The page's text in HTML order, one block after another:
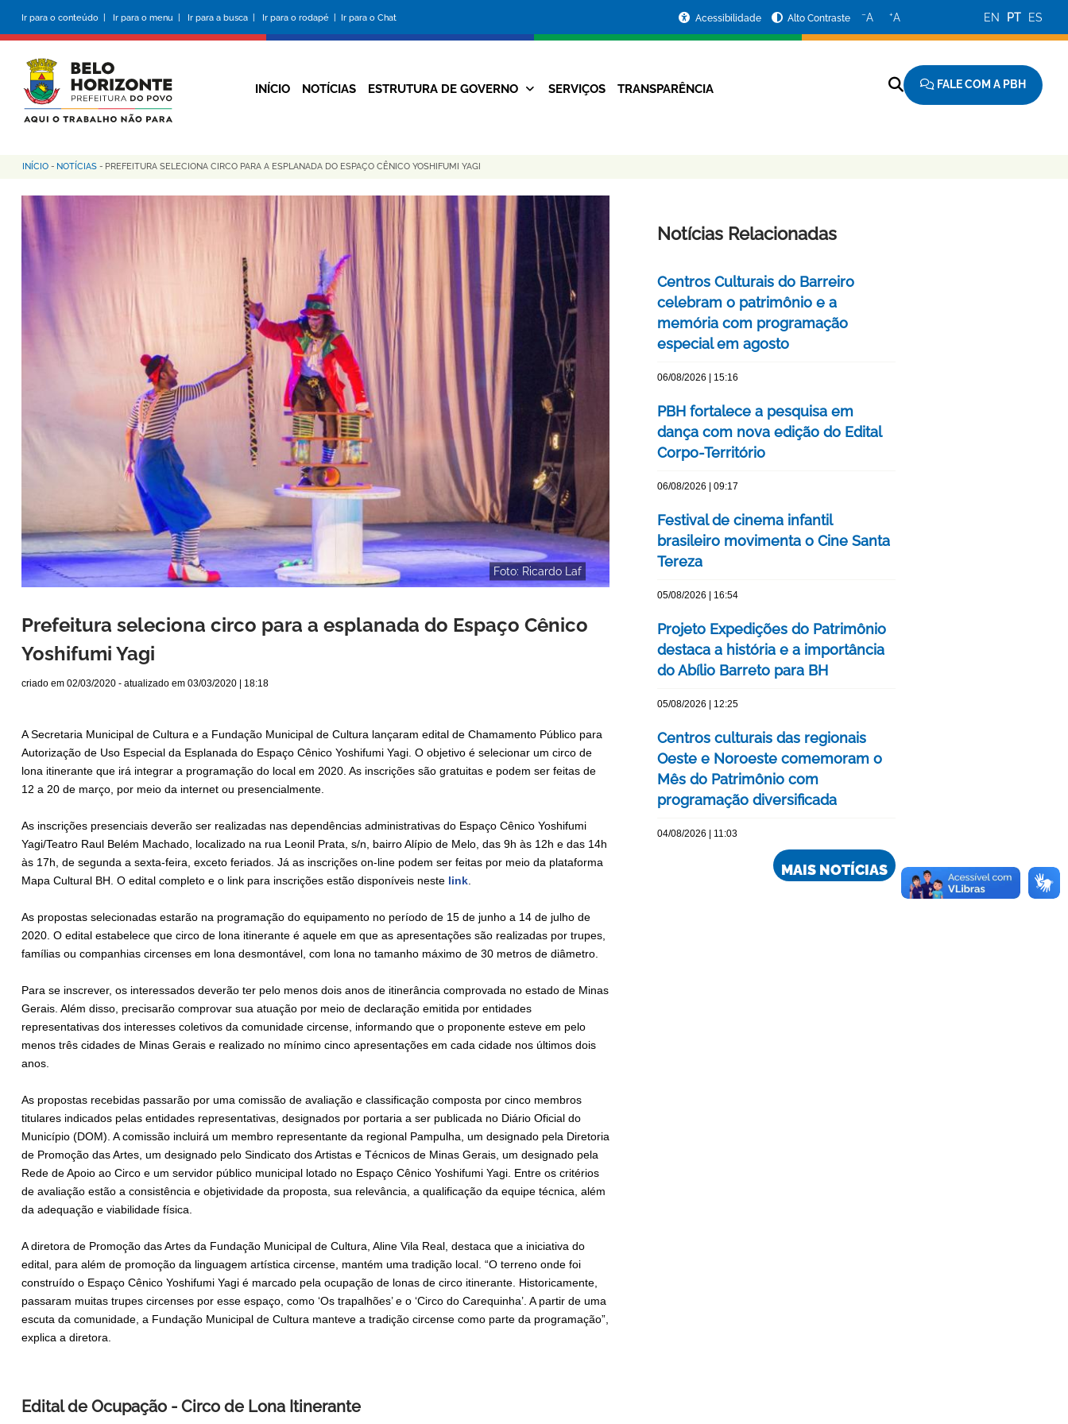
conteúdo
principal
Ir para o conteúdo | Ir para o menu | Ir para a busca | Ir para o rodapé | Ir para o Chat
da
Prefeitura
Acessibilidade Alto Contraste −A +A EN PT ES
Navegação
INÍCIO NOTÍCIAS ESTRUTURA DE GOVERNO SERVIÇOS TRANSPARÊNCIA FALE COM A PBH
Trilha
de
navegação
INÍCIO - NOTÍCIAS - PREFEITURA SELECIONA CIRCO PARA A ESPLANADA DO ESPAÇO CÊNICO YOSHIFUMI YAGI
Foto: Ricardo Laf
Prefeitura seleciona circo para a esplanada do Espaço Cênico
Yoshifumi Yagi
criado em 02/03/2020 - atualizado em 03/03/2020 | 18:18
A Secretaria Municipal de Cultura e a Fundação Municipal de Cultura lançaram edital de Chamamento Público para
Autorização de Uso Especial da Esplanada do Espaço Cênico Yoshifumi Yagi. O objetivo é selecionar um circo de
lona itinerante que irá integrar a programação do local em 2020. As inscrições são gratuitas e podem ser feitas de
12 a 20 de março, por meio da internet ou presencialmente.
As inscrições presenciais deverão ser realizadas nas dependências administrativas do Espaço Cênico Yoshifumi
Yagi/Teatro Raul Belém Machado, localizado na rua Leonil Prata, s/n, bairro Alípio de Melo, das 9h às 12h e das 14h
às 17h, de segunda a sexta-feira, exceto feriados. Já as inscrições on-line podem ser feitas por meio da plataforma
Mapa Cultural BH. O edital completo e o link para inscrições estão disponíveis neste link.
As propostas selecionadas estarão na programação do equipamento no período de 15 de junho a 14 de julho de
2020. O edital estabelece que circo de lona itinerante é aquele em que as apresentações são realizadas por trupes,
famílias ou companhias circenses em lona desmontável, com lona no tamanho máximo de 30 metros de diâmetro.
Para se inscrever, os interessados deverão ter pelo menos dois anos de itinerância comprovada no estado de Minas
Gerais. Além disso, precisarão comprovar sua atuação por meio de declaração emitida por entidades
representativas dos interesses coletivos da comunidade circense, informando que o proponente esteve em pelo
menos três cidades de Minas Gerais e realizado no mínimo cinco apresentações em cada cidade nos últimos dois
anos.
As propostas recebidas passarão por uma comissão de avaliação e classificação composta por cinco membros
titulares indicados pelas entidades representativas, designados por portaria a ser publicada no Diário Oficial do
Município (DOM). A comissão incluirá um membro representante da regional Pampulha, um designado pela Diretoria
de Promoção das Artes, um designado pelo Sindicato dos Artistas e Técnicos de Minas Gerais, um designado pela
Rede de Apoio ao Circo e um servidor público municipal lotado no Espaço Cênico Yoshifumi Yagi. Entre os critérios
de avaliação estão a consistência e objetividade da proposta, sua relevância, a qualificação da equipe técnica, além
da adequação e viabilidade física.
A diretora de Promoção das Artes da Fundação Municipal de Cultura, Aline Vila Real, destaca que a iniciativa do
edital, para além de promoção da linguagem artística circense, mantém uma tradição local. “O terreno onde foi
construído o Espaço Cênico Yoshifumi Yagi é marcado pela ocupação de lonas de circo itinerante. Historicamente,
passaram muitas trupes circenses por esse espaço, como ‘Os trapalhões’ e o ‘Circo do Carequinha’. A partir de uma
escuta da comunidade, a Fundação Municipal de Cultura manteve a tradição circense como parte da programação”,
explica a diretora.
Edital de Ocupação - Circo de Lona Itinerante
Notícias Relacionadas
Centros Culturais do Barreiro
celebram o patrimônio e a
memória com programação
especial em agosto
06/08/2026 | 15:16
PBH fortalece a pesquisa em
dança com nova edição do Edital
Corpo-Território
06/08/2026 | 09:17
Festival de cinema infantil
brasileiro movimenta o Cine Santa
Tereza
05/08/2026 | 16:54
Projeto Expedições do Patrimônio
destaca a história e a importância
do Abílio Barreto para BH
05/08/2026 | 12:25
Centros culturais das regionais
Oeste e Noroeste comemoram o
Mês do Patrimônio com
programação diversificada
04/08/2026 | 11:03
MAIS NOTÍCIAS